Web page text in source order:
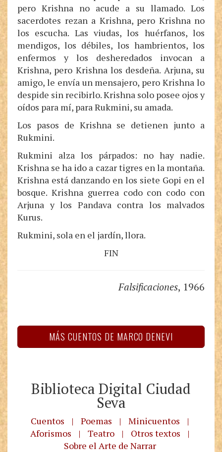
pero Krishna no acude a su llamado. Los
sacerdotes rezan a Krishna, pero Krishna no
los escucha. Las viudas, los huérfanos, los
mendigos, los débiles, los hambrientos, los
enfermos y los desheredados invocan a
Krishna, pero Krishna los desdeña. Arjuna, su
amigo, le envía un mensajero, pero Krishna lo
despide sin recibirlo. Krishna solo posee ojos y
oídos para mí, para Rukmini, su amada.
Los pasos de Krishna se detienen junto a
Rukmini.
Rukmini alza los párpados: no hay nadie.
Krishna se ha ido a cazar tigres en la montaña.
Krishna está danzando en los siete Gopi en el
bosque. Krishna guerrea codo con codo con
Arjuna y los Pandava contra los malvados
Kurus.
Rukmini, sola en el jardín, llora.
FIN
Falsificaciones, 1966
MÁS CUENTOS DE MARCO DENEVI
Biblioteca Digital Ciudad
Seva
Cuentos | Poemas | Minicuentos
|
Aforismos
| Teatro | Otros textos
|
Sobre el Arte de Narrar